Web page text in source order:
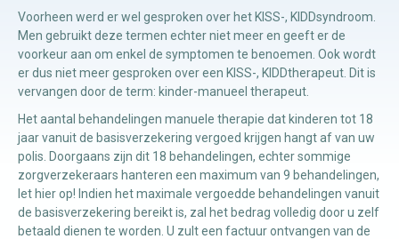
Manuele
therapie
Viscerale
therapie
Craniosacraal
therapie
Fysiotherapie
Voorheen werd er wel gesproken over het KISS-, KIDDsyndroom.
Men gebruikt deze termen echter niet meer en geeft er de
voorkeur aan om enkel de symptomen te benoemen. Ook wordt
er dus niet meer gesproken over een KISS-, KIDDtherapeut. Dit is
vervangen door de term: kinder-manueel therapeut.
Het aantal behandelingen manuele therapie dat kinderen tot 18
jaar vanuit de basisverzekering vergoed krijgen hangt af van uw
polis. Doorgaans zijn dit 18 behandelingen, echter sommige
zorgverzekeraars hanteren een maximum van 9 behandelingen,
let hier op! Indien het maximale vergoedde behandelingen vanuit
de basisverzekering bereikt is, zal het bedrag volledig door u zelf
betaald dienen te worden. U zult een factuur ontvangen van de